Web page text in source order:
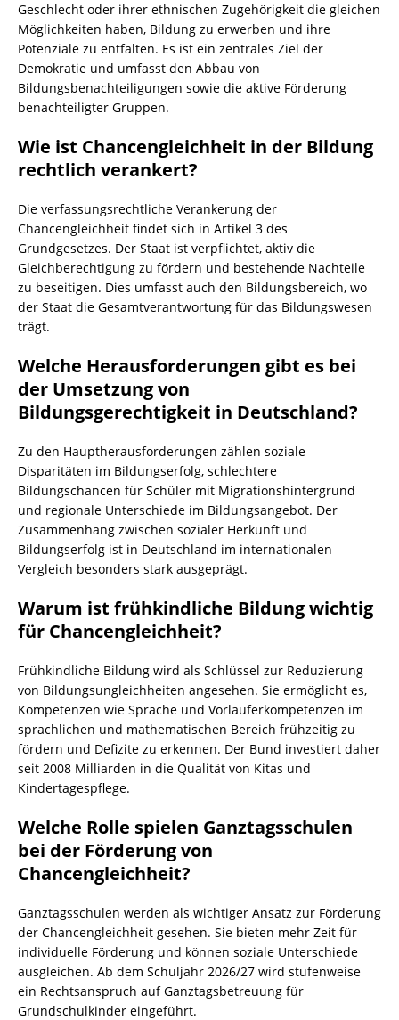
Geschlecht oder ihrer ethnischen Zugehörigkeit die gleichen
Möglichkeiten haben, Bildung zu erwerben und ihre
Potenziale zu entfalten. Es ist ein zentrales Ziel der
Demokratie und umfasst den Abbau von
Bildungsbenachteiligungen sowie die aktive Förderung
benachteiligter Gruppen.
Wie ist Chancengleichheit in der Bildung
rechtlich verankert?
Die verfassungsrechtliche Verankerung der
Chancengleichheit findet sich in Artikel 3 des
Grundgesetzes. Der Staat ist verpflichtet, aktiv die
Gleichberechtigung zu fördern und bestehende Nachteile
zu beseitigen. Dies umfasst auch den Bildungsbereich, wo
der Staat die Gesamtverantwortung für das Bildungswesen
trägt.
Welche Herausforderungen gibt es bei
der Umsetzung von
Bildungsgerechtigkeit in Deutschland?
Zu den Hauptherausforderungen zählen soziale
Disparitäten im Bildungserfolg, schlechtere
Bildungschancen für Schüler mit Migrationshintergrund
und regionale Unterschiede im Bildungsangebot. Der
Zusammenhang zwischen sozialer Herkunft und
Bildungserfolg ist in Deutschland im internationalen
Vergleich besonders stark ausgeprägt.
Warum ist frühkindliche Bildung wichtig
für Chancengleichheit?
Frühkindliche Bildung wird als Schlüssel zur Reduzierung
von Bildungsungleichheiten angesehen. Sie ermöglicht es,
Kompetenzen wie Sprache und Vorläuferkompetenzen im
sprachlichen und mathematischen Bereich frühzeitig zu
fördern und Defizite zu erkennen. Der Bund investiert daher
seit 2008 Milliarden in die Qualität von Kitas und
Kindertagespflege.
Welche Rolle spielen Ganztagsschulen
bei der Förderung von
Chancengleichheit?
Ganztagsschulen werden als wichtiger Ansatz zur Förderung
der Chancengleichheit gesehen. Sie bieten mehr Zeit für
individuelle Förderung und können soziale Unterschiede
ausgleichen. Ab dem Schuljahr 2026/27 wird stufenweise
ein Rechtsanspruch auf Ganztagsbetreuung für
Grundschulkinder eingeführt.